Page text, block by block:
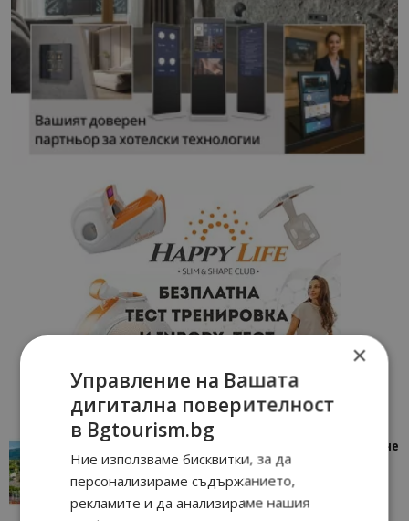
“Пощенска картичка от…”: Петрич – Изживяване
отвъд очакваното
Петрич 11/07/2026 11:22
×
Управление на Вашата
дигитална поверителност
в Bgtourism.bg
Ние използваме бисквитки, за да
персонализираме съдържанието,
рекламите и да анализираме нашия